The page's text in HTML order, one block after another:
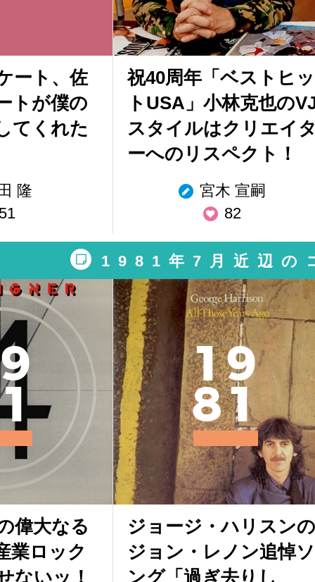
ート、佐
トが僕の
てくれた
隆
祝40周年「ベストヒッ
トUSA」小林克也の
スタイルはクリエイ
ーへのリスペクト！
宮木 宣嗣
82
1981年7月近辺の
9
1
偉大なる
業ロック
ないッ！
19
81
ジョージ・ハリスンの
ジョン・レノン追悼ソ
ング「過ぎ去りし